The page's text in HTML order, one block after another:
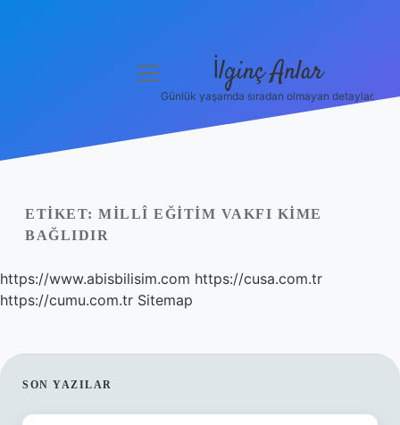
Yasal Uyarı
menüyü
İlginç Anlar
Günlük yaşamda sıradan olmayan detaylar.
ETIKET: MILLÎ EĞITIM VAKFI KIME
BAĞLIDIR
https://www.abisbilisim.com https://cusa.com.tr
https://cumu.com.tr Sitemap
SIDEBAR
SON YAZILAR